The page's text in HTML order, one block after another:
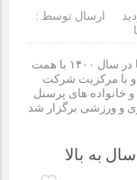
بازدید
ارسال توسط :
اولین دوره جشنواره فرهنگی ورزشی گروه سایپا در سال ۱۴۰۰ با همت
و با مرکزیت شرکت
خانواده های پرسنل
و ورزشی برگزار شد